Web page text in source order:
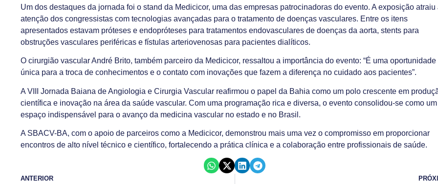
Um dos destaques da jornada foi o stand da Medicicor, uma das empresas patrocinadoras do evento. A exposição atraiu
atenção dos congressistas com tecnologias avançadas para o tratamento de doenças vasculares. Entre os itens
apresentados estavam próteses e endopróteses para tratamentos endovasculares de doenças da aorta, stents para
obstruções vasculares periféricas e fístulas arteriovenosas para pacientes dialíticos.
O cirurgião vascular André Brito, também parceiro da Medicicor, ressaltou a importância do evento: “É uma oportunidade
única para a troca de conhecimentos e o contato com inovações que fazem a diferença no cuidado aos pacientes”.
A VIII Jornada Baiana de Angiologia e Cirurgia Vascular reafirmou o papel da Bahia como um polo crescente em
científica e inovação na área da saúde vascular. Com uma programação rica e diversa, o evento consolidou-se como um
espaço indispensável para o avanço da medicina vascular no estado e no Brasil.
A SBACV-BA, com o apoio de parceiros como a Medicicor, demonstrou mais uma vez o compromisso em proporcionar
encontros de alto nível técnico e científico, fortalecendo a prática clínica e a colaboração entre profissionais de saúde.
ANTERIOR